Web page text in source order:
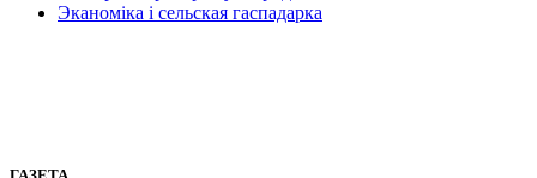
Эканоміка і сельская гаспадарка